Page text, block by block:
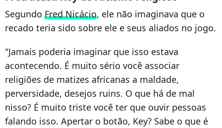
Segundo Fred Nicácio, ele não imaginava que o
recado teria sido sobre ele e seus aliados no jogo.
"Jamais poderia imaginar que isso estava
acontecendo. É muito sério você associar
religiões de matizes africanas a maldade,
perversidade, desejos ruins. O que há de mal
nisso? É muito triste você ter que ouvir pessoas
falando isso. Apertar o botão, Key? Sabe o que é